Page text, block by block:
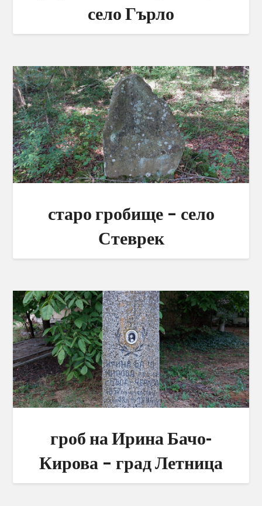
село Гърло
старо гробище – село
Стеврек
гроб на Ирина Бачо-
Кирова – град Летница